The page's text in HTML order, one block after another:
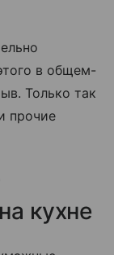
в общем-
Только так
прочие
кухне